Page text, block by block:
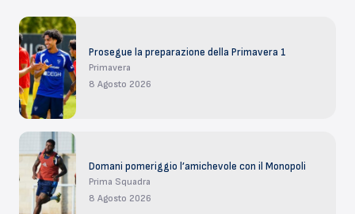
Prosegue la preparazione della Primavera 1
Primavera
8 Agosto 2026
Domani pomeriggio l’amichevole con il Monopoli
Prima Squadra
8 Agosto 2026